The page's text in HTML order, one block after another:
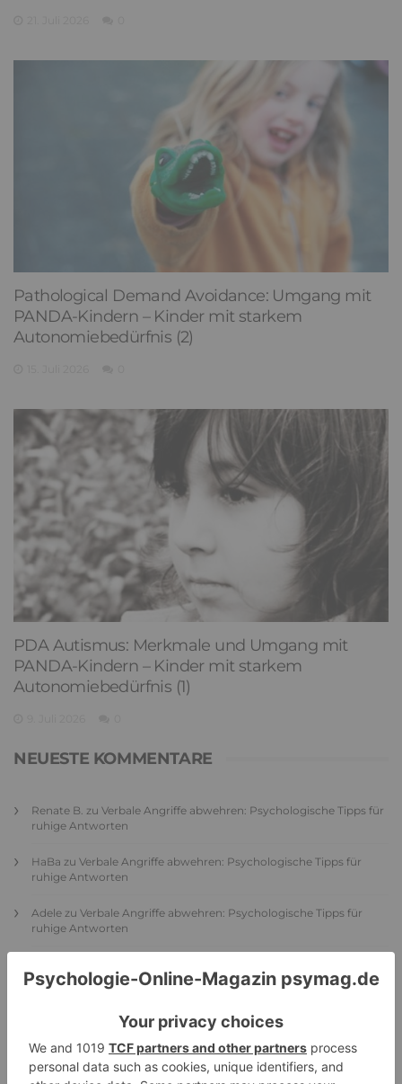
Pathological Demand Avoidance: Umgang mit
PANDA-Kindern – Kinder mit starkem
Autonomiebedürfnis (2)
PDA Autismus: Merkmale und Umgang mit
PANDA-Kindern – Kinder mit starkem
Autonomiebedürfnis (1)
NEUESTE KOMMENTARE
Renate B. zu Verbale Angriffe abwehren: Psychologische Tipps für
ruhige Antworten
HaBa zu Verbale Angriffe abwehren: Psychologische Tipps für
ruhige Antworten
Adele zu Verbale Angriffe abwehren: Psychologische Tipps für
ruhige Antworten
Belastungsstörung: Traumafolgen verständlich erklärt
Elternteil narzisstisch: So sieht dein heutiges Leben
vermutlich aus – Narzisstisch geprägte Kindheit (1)